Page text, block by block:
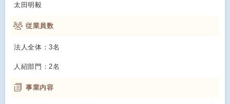
太田明毅
従業員数
法人全体：3名
人紹部門：2名
事業内容